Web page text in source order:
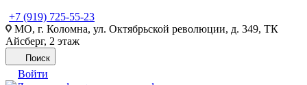
+7 (919) 725-55-23
МО, г. Коломна, ул. Октябрьской революции, д. 349, ТК
Айсберг, 2 этаж
Поиск
Войти